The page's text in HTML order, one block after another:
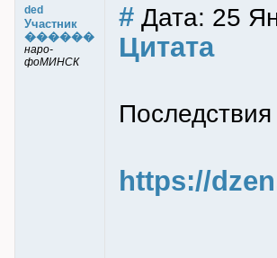
ded
Участник
������
наро-
фоМИНСК
# Дата: 25
Цитата
https://